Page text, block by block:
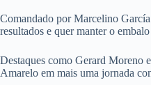
Comandado por Marcelino
resultados e quer manter o
Destaques como Gerard Moreno
Amarelo em mais uma jornada